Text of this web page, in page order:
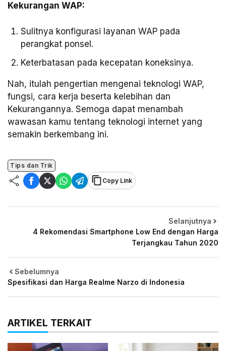
Kekurangan WAP:
Sulitnya konfigurasi layanan WAP pada
perangkat ponsel.
Keterbatasan pada kecepatan koneksinya.
Nah, itulah pengertian mengenai teknologi WAP,
fungsi, cara kerja beserta kelebihan dan
Kekurangannya. Semoga dapat menambah
wawasan kamu tentang teknologi internet yang
semakin berkembang ini.
Tips dan Trik
Copy Link
Sebelumnya
Spesifikasi dan Harga Realme Narzo di Indonesia
Selanjutnya
4 Rekomendasi Smartphone Low End dengan Harga
Terjangkau Tahun 2020
ARTIKEL TERKAIT